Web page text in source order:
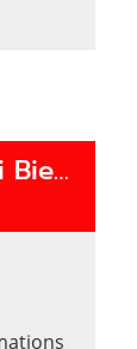
Fête dâutomne au Schlössli Bienne